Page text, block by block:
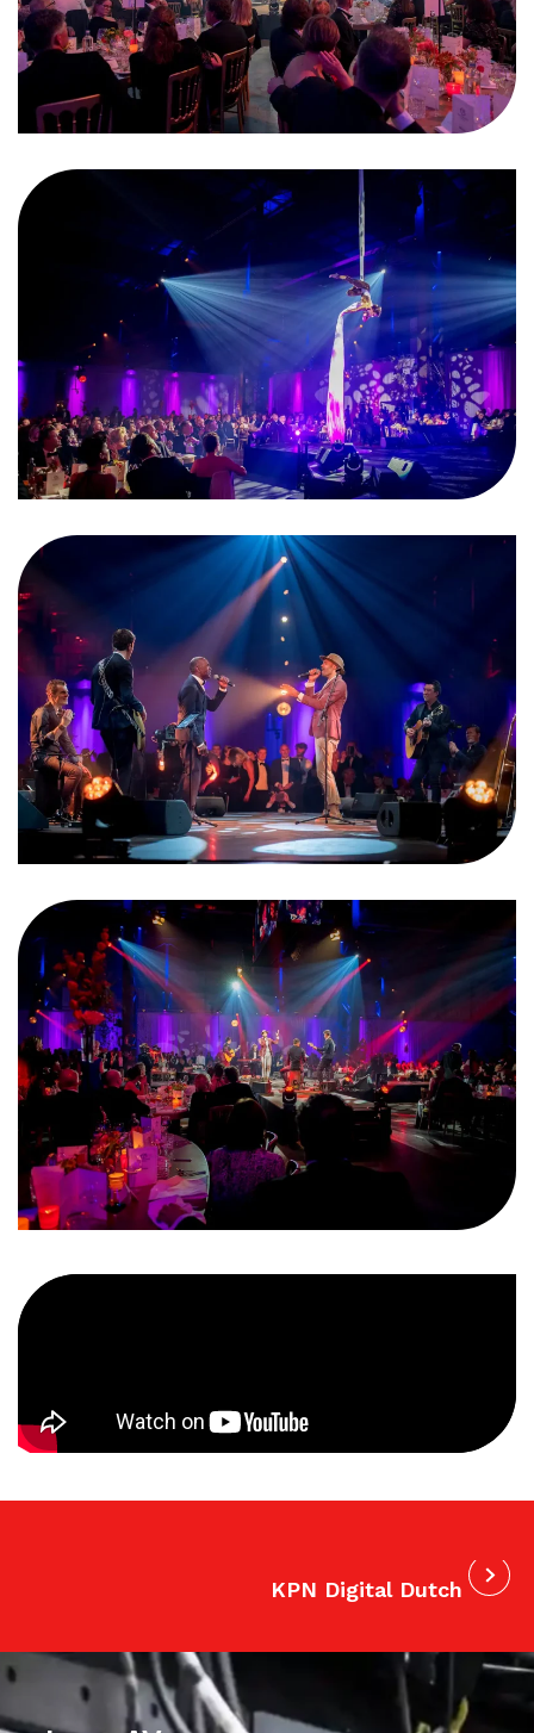
KPN Digital Dutch